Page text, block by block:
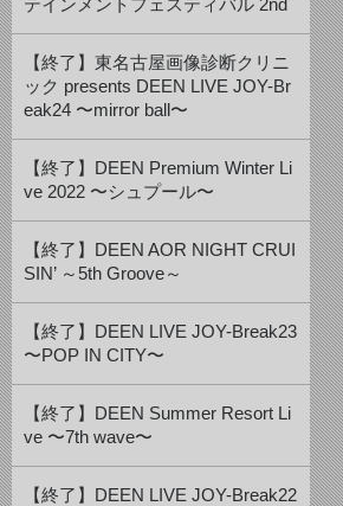
テインメントフェスティバル 2nd
【終了】東名古屋画像診断クリニ
ック presents DEEN LIVE JOY-Br
eak24 〜mirror ball〜
【終了】DEEN Premium Winter Li
ve 2022 〜シュプール〜
【終了】DEEN AOR NIGHT CRUI
SIN’ ～5th Groove～
【終了】DEEN LIVE JOY-Break23
〜POP IN CITY〜
【終了】DEEN Summer Resort Li
ve 〜7th wave〜
【終了】DEEN LIVE JOY-Break22